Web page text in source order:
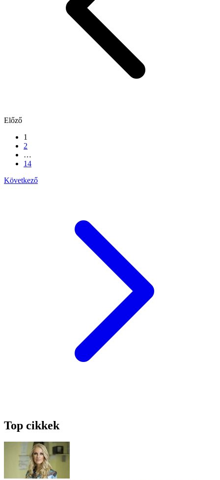
Előző
1
2
…
14
Következő
Top cikkek